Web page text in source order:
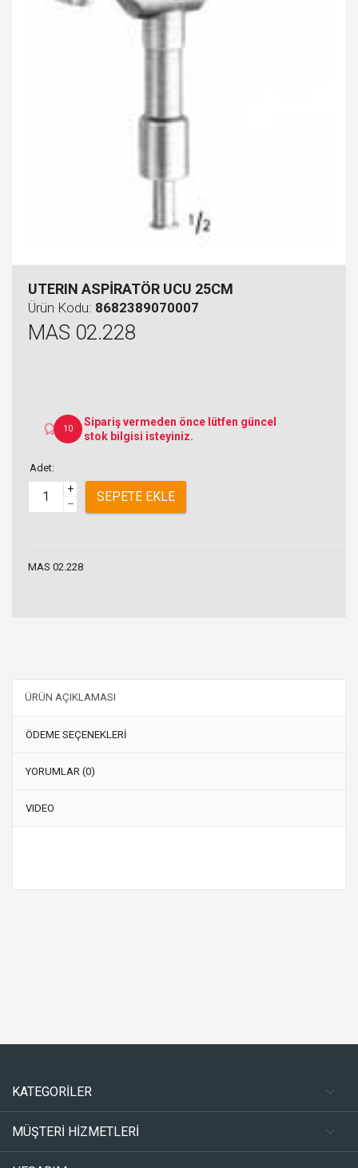
UTERIN ASPİRATÖR UCU 25CM
Ürün Kodu: 8682389070007
MAS 02.228
10
Sipariş vermeden önce lütfen güncel
stok bilgisi isteyiniz.
Adet:
+
–
SEPETE EKLE
MAS 02.228
ÜRÜN AÇIKLAMASI
ÖDEME SEÇENEKLERİ
YORUMLAR (0)
VIDEO
KATEGORİLER
MÜŞTERİ HİZMETLERİ